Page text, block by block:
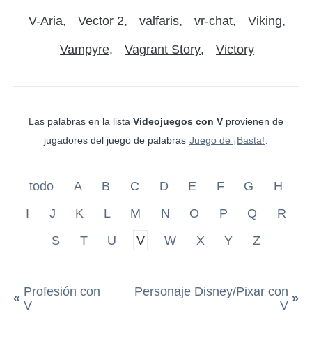
V-Aria Vector 2 valfaris vr-chat Viking
Vampyre Vagrant Story Victory
Las palabras en la lista Videojuegos con V provienen de
jugadores del juego de palabras Juego de ¡Basta!
todo A B C D E F G
H
I
J K L M N O P Q
R
S
T U V W X Y Z
« Profesión con
V
Personaje Disney/Pixar con
V »